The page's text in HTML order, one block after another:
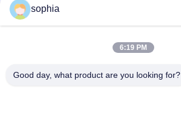
0086-13128969971
Email
sophia
6:19 PM
Good day, what product are you looking for?